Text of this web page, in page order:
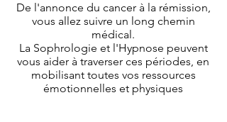
De l'annonce du cancer à la rémission,
vous allez suivre un long chemin
médical.
La Sophrologie et l'Hypnose peuvent
vous aider à traverser ces périodes, en
mobilisant toutes vos ressources
émotionnelles et physiques